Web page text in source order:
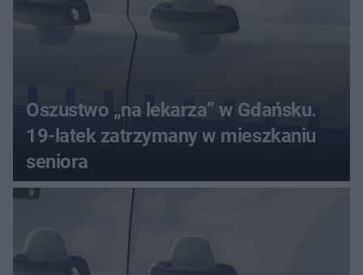
Oszustwo „na lekarza” w Gdańsku.
19-latek zatrzymany w mieszkaniu
seniora